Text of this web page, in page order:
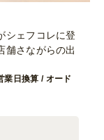
シェフコレに登
舗さながらの出
日換算 / オード